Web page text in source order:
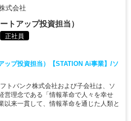
式会社
トアップ投資担当）
正社員
ップ投資担当）【STATION Ai事業】/ソ
トバンク株式会社および子会社は、ソ
営理念である「情報革命で人々を幸せ
以来一貫して、情報革命を通じた人類と